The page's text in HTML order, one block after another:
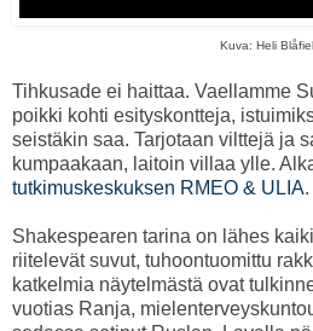
Kuva: Heli
Tihkusade ei haittaa. Vaellamme
poikki kohti esityskontteja,
seistäkin saa. Tarjotaan vilttejä ja
kumpaakaan, laitoin villaa ylle.
tutkimuskeskuksen RMEO & ULIA.
Shakespearen tarina on lähes
riitelevät suvut, tuhoontuomittu
katkelmia näytelmästä ovat
vuotias Ranja,